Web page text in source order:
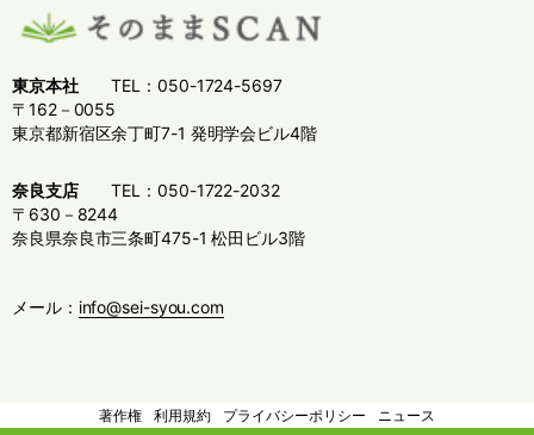
東京本社TEL：050-1724-5697
〒162－0055
東京都新宿区余丁町7-1 発明学会ビル4階
奈良支店TEL：050-1722-2032
〒630－8244
奈良県奈良市三条町475-1 松田ビル3階
メール： info@sei-syou.com
著作権 利用規約 プライバシーポリシー ニュース